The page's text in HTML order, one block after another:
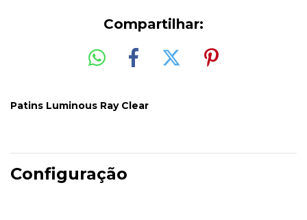
Compartilhar:
Patins Luminous Ray Clear
Configuração